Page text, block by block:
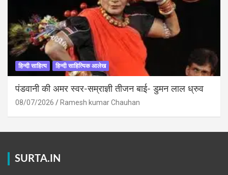
हिन्दी साहित्य हिन्दी साहित्यिक आलेख
पंडवानी की अमर स्वर-सम्राज्ञी तीजन बाई- डुमन लाल ध्रुव
08/07/2026 Ramesh kumar Chauhan
SURTA.IN